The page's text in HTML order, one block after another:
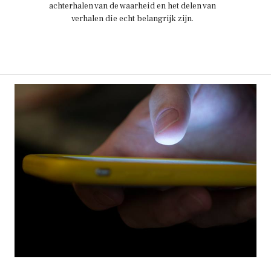
achterhalen van de waarheid en het delen van
verhalen die echt belangrijk zijn.